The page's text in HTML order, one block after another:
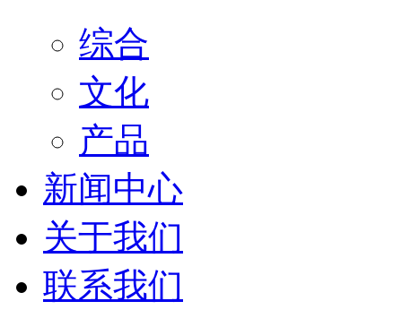
综合
文化
产品
新闻中心
关于我们
联系我们